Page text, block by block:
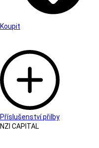
Koupit
Příslušenství přilby
NZI CAPITAL